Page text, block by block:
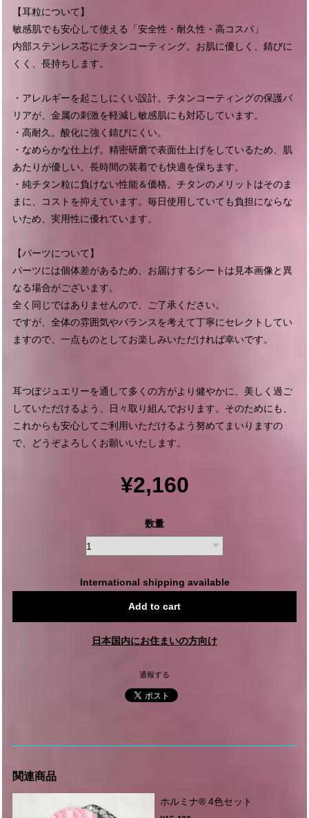
【耳粒について】
敏感肌でも安心して使える「安全性・耐久性・高コスパ」
内部ステンレス芯にチタンコーティング。お肌に優しく、錆びに
くく、長持ちします。
・アレルギーを起こしにくい設計。チタンコーティングの保護バ
リアが、金属の刺激を軽減し敏感肌にも対応しています。
・高耐久。酸化に強く錆びにくい。
・なめらかな仕上げ。精密研磨で表面仕上げをしているため、肌
あたりが優しい。長時間の装着でも快適を保ちます。
・純チタン粒に負けない性能＆価格。チタンのメリットはそのま
まに、コストを抑えています。毎日使用していても負担にならな
いため、実用性に優れています。
【パーツについて】
パーツには個体差があるため、お届けするシートは見本画像と異
なる場合がございます。
全く同じではありませんので、ご了承ください。
ですが、全体の雰囲気やバランスを考えて丁寧にセレクトしてい
ますので、一点ものとしてお楽しみいただければ幸いです。
耳つぼジュエリーを通して多くの方がより健やかに、美しく過ご
していただけるよう、日々取り組んでおります。そのためにも、
これからも安心してご利用いただけるよう努めてまいりますの
で、どうぞよろしくお願いいたします。
¥2,160
数量
International shipping available
Add to cart
日本国内にお住まいの方向け
通報する
関連商品
ホルミナ®︎ 4色セット